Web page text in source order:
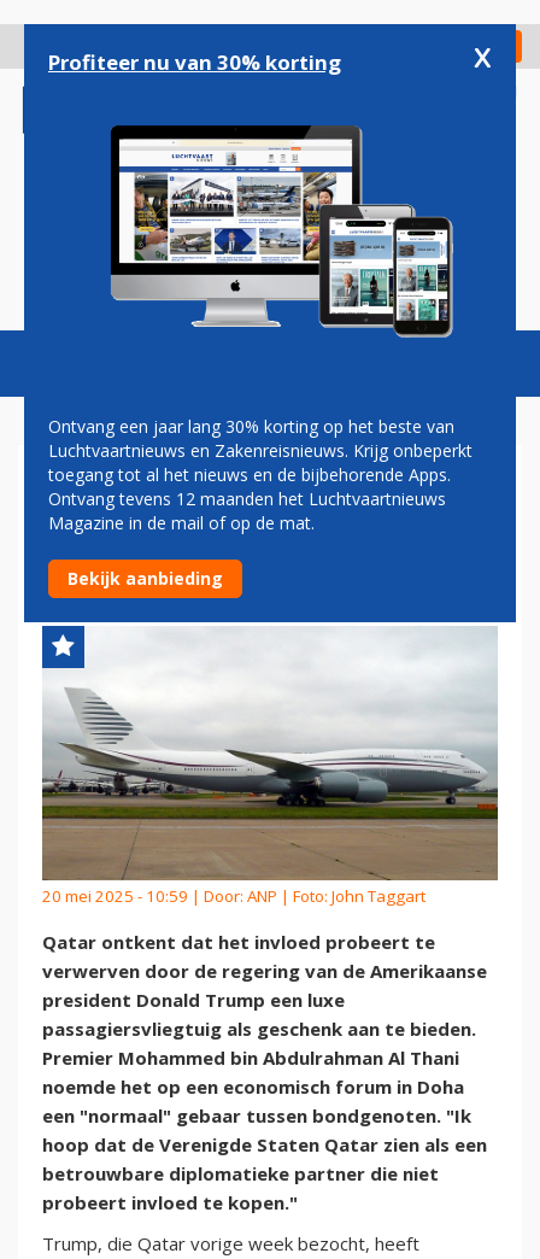
gaan
Check in
Magazine Podcasts Vacatures
QATAR: NIETS VREEMDS AAN
SCHENKEN VLIEGTUIG AAN
REGERING-TRUMP
20 mei 2025 - 10:59 | Door: ANP | Foto: John Taggart
Qatar ontkent dat het invloed probeert te
verwerven door de regering van de Amerikaanse
president Donald Trump een luxe
passagiersvliegtuig als geschenk aan te bieden.
Premier Mohammed bin Abdulrahman Al Thani
noemde het op een economisch forum in Doha
een "normaal" gebaar tussen bondgenoten. "Ik
hoop dat de Verenigde Staten Qatar zien als een
betrouwbare diplomatieke partner die niet
probeert invloed te kopen."
Trump, die Qatar vorige week bezocht, heeft
Profiteer nu van 30% korting x
Ontvang een jaar lang 30% korting op het beste van
Luchtvaartnieuws en Zakenreisnieuws. Krijg onbeperkt
toegang tot al het nieuws en de bijbehorende Apps.
Ontvang tevens 12 maanden het Luchtvaartnieuws
Magazine in de mail of op de mat.
Bekijk aanbieding